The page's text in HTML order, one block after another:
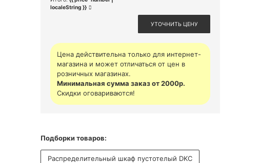
localeString }}
УТОЧНИТЬ ЦЕНУ
Цена действительна только для интернет-
магазина и может отличаться от цен в
розничных магазинах.
Минимальная сумма заказ от 2000р.
Скидки оговариваются!
Подборки товаров:
Распределительный шкаф пустотелый DKC